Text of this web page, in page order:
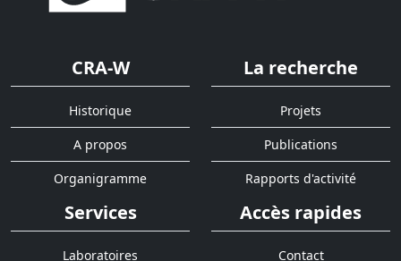
CRA-W
Historique
A propos
Organigramme
La recherche
Projets
Publications
Rapports d'activité
Services
Laboratoires
Accès rapides
Contact